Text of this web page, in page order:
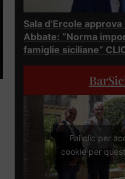
Sala d’Ercole
Abbate: “Norma
famiglie siciliane”
Fai clic per
cookie per